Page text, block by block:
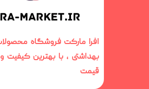
افرا مارکت فروشگاه
بهداشتی ، با بهترین
قیمت